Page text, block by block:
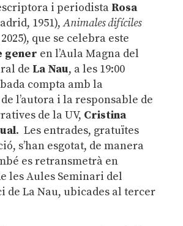
i periodista Rosa
1951),Animales difíciles
que se celebra este
gener en l’Aula Magna del
de La Nau, a les 19:00
compta amb la
l’autora i la responsable de
de la UV, Cristina
. Les entrades, gratuïtes
s’han esgotat, de manera
es retransmetrà en
les Aules Seminari del
de La Nau, ubicades al tercer